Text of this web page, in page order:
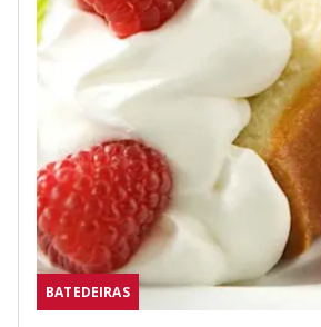
BATEDEIRAS